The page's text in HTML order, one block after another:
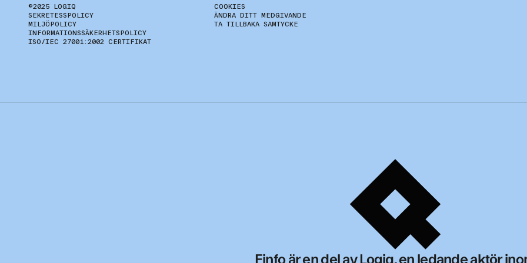
©2025 LOGIQ
SEKRETESSPOLICY
MILJÖPOLICY
INFORMATIONSSÄKERHETSPOLICY
ISO/IEC 27001:2002 CERTIFIKAT
COOKIES
ÄNDRA DITT MEDGIVANDE
TA TILLBAKA SAMTYCKE
Finfo är en del av Logiq, en ledande aktör